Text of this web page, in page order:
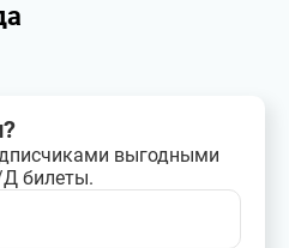
выгодными
билеты.